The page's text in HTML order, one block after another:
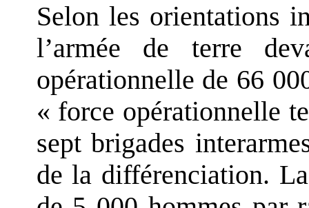
Selon les orientations
l’armée de terre
opérationnelle de 66
« force opérationnelle
sept brigades
de la différenciation.